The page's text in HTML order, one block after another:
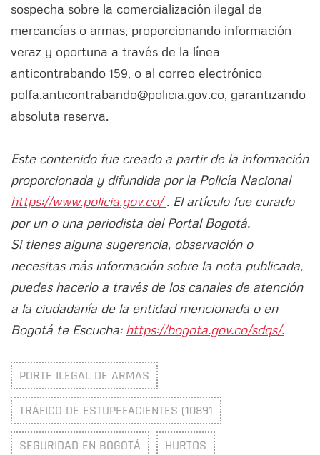
sospecha sobre la comercialización ilegal de
mercancías o armas, proporcionando información
veraz y oportuna a través de la línea
anticontrabando 159, o al correo electrónico
polfa.anticontrabando@policia.gov.co, garantizando
absoluta reserva.
Este contenido fue creado a partir de la información
proporcionada y difundida por la Policía Nacional
https://www.policia.gov.co/. El artículo fue curado
por un o una periodista del Portal Bogotá.
Si tienes alguna sugerencia, observación o
necesitas más información sobre la nota publicada,
puedes hacerlo a través de los canales de atención
a la ciudadanía de la entidad mencionada o en
Bogotá te Escucha: https://bogota.gov.co/sdqs/.
PORTE ILEGAL DE ARMAS
TRÁFICO DE ESTUPEFACIENTES (10891
SEGURIDAD EN BOGOTÁ HURTOS